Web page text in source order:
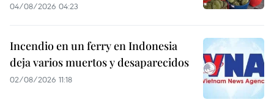
04/08/2026 04:23
Incendio en un ferry en Indonesia
deja varios muertos y desaparecidos
02/08/2026 11:18